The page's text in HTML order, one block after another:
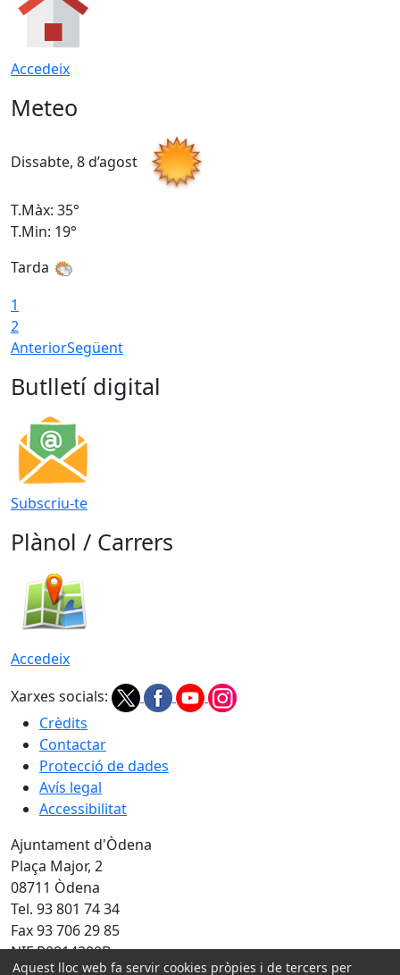
Accedeix
Meteo
Dissabte, 8 d’agost
T.Màx: 35°
T.Min: 19°
Tarda
1
2
AnteriorSegüent
Butlletí digital
Subscriu-te
Plànol / Carrers
Accedeix
Xarxes socials:
Crèdits
Contactar
Protecció de dades
Avís legal
Accessibilitat
Ajuntament d'Òdena
Plaça Major, 2
08711 Òdena
Tel. 93 801 74 34
Fax 93 706 29 85
NIF P0814200B
Aquest lloc web fa servir cookies pròpies i de tercers per